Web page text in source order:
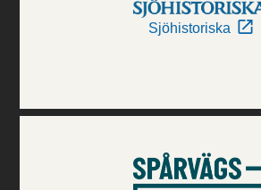
Sjöhistoriska